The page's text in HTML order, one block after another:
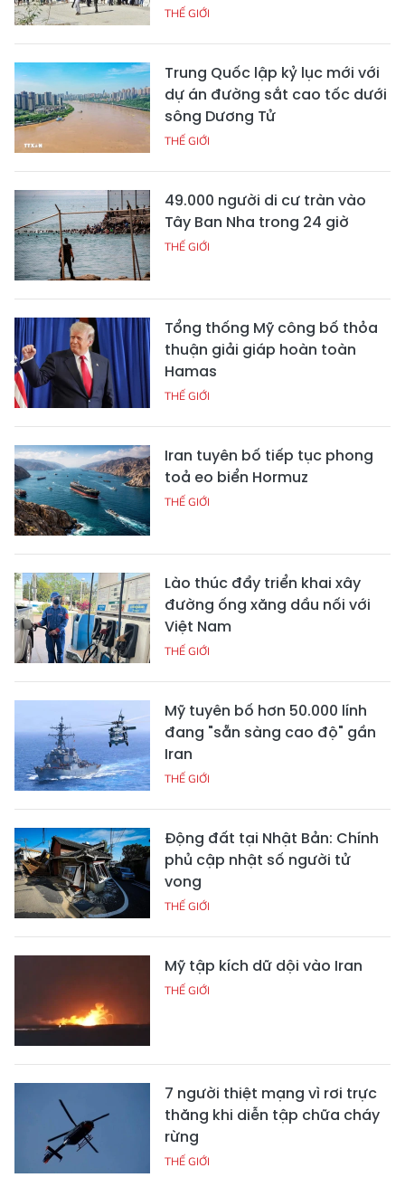
THẾ GIỚI
Trung Quốc lập kỷ lục mới với
dự án đường sắt cao tốc dưới
sông Dương Tử
THẾ GIỚI
49.000 người di cư tràn vào
Tây Ban Nha trong 24 giờ
THẾ GIỚI
Tổng thống Mỹ công bố thỏa
thuận giải giáp hoàn toàn
Hamas
THẾ GIỚI
Iran tuyên bố tiếp tục phong
toả eo biển Hormuz
THẾ GIỚI
Lào thúc đẩy triển khai xây
đường ống xăng dầu nối với
Việt Nam
THẾ GIỚI
Mỹ tuyên bố hơn 50.000 lính
đang "sẵn sàng cao độ" gần
Iran
THẾ GIỚI
Động đất tại Nhật Bản: Chính
phủ cập nhật số người tử
vong
THẾ GIỚI
Mỹ tập kích dữ dội vào Iran
THẾ GIỚI
7 người thiệt mạng vì rơi trực
thăng khi diễn tập chữa cháy
rừng
THẾ GIỚI